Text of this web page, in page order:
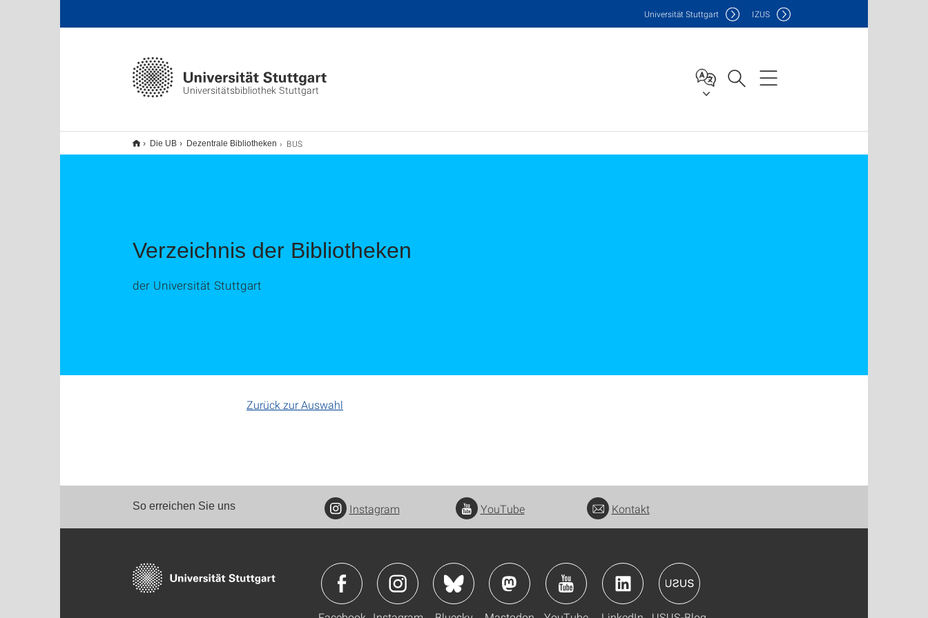
Universitätsbibliothek Stuttgart
Universität Stuttgart IZUS
Die UB Dezentrale Bibliotheken BUS
Verzeichnis der Bibliotheken
der Universität Stuttgart
Zurück zur Auswahl
So erreichen Sie uns Instagram YouTube Kontakt